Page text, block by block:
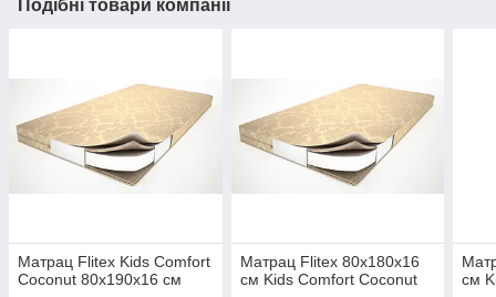
Подібні товари компанії
Матрац Flitex Kids Comfort
Coconut 80х190х16 см
Матрац Flitex 80х180х16
см Kids Comfort Coconut
см